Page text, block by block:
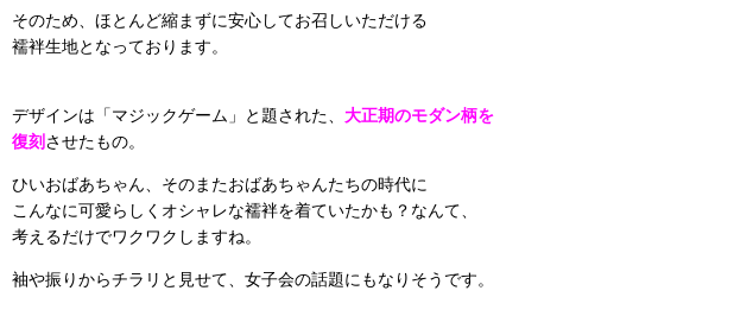
そのため、ほとんど縮まずに安心してお召しいただける
襦袢生地となっております。
デザインは「マジックゲーム」と題された、 大正期のモダン柄を
復刻させたもの。
ひいおばあちゃん、そのまたおばあちゃんたちの時代に
こんなに可愛らしくオシャレな襦袢を着ていたかも？なんて、
考えるだけでワクワクしますね。
袖や振りからチラリと見せて、女子会の話題にもなりそうです。